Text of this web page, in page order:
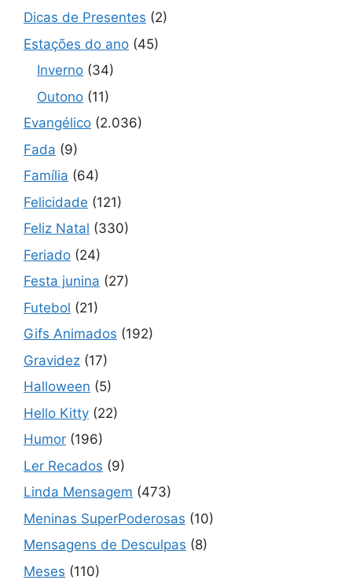
Dicas de Presentes (2)
Estações do ano (45)
Inverno (34)
Outono (11)
Evangélico (2.036)
Fada (9)
Família (64)
Felicidade (121)
Feliz Natal (330)
Feriado (24)
Festa junina (27)
Futebol (21)
Gifs Animados (192)
Gravidez (17)
Halloween (5)
Hello Kitty (22)
Humor (196)
Ler Recados (9)
Linda Mensagem (473)
Meninas SuperPoderosas (10)
Mensagens de Desculpas (8)
Meses (110)